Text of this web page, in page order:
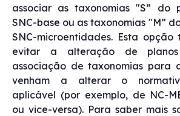
associar as taxonomias "S” do
SNC-base ou as taxonomias "M”
SNC-microentidades. Esta
evitar a alteração de
associação de taxonomias para
venham a alterar o
aplicável (por exemplo, de NC-
ou vice-versa). Para saber mais